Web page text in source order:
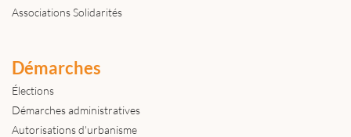
Associations Solidarités
Démarches
Élections
Démarches administratives
Autorisations d'urbanisme